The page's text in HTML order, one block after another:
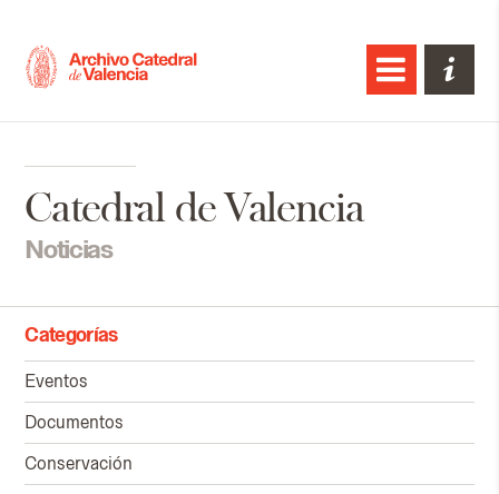
Catedral de Valencia
Noticias
Categorías
Eventos
Documentos
Conservación